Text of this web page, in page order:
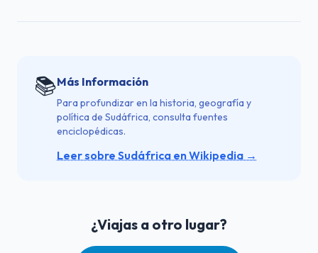
📚Más Información
Para profundizar en la historia, geografía y
política de Sudáfrica, consulta fuentes
enciclopédicas.
Leer sobre Sudáfrica en Wikipedia →
¿Viajas a otro lugar?